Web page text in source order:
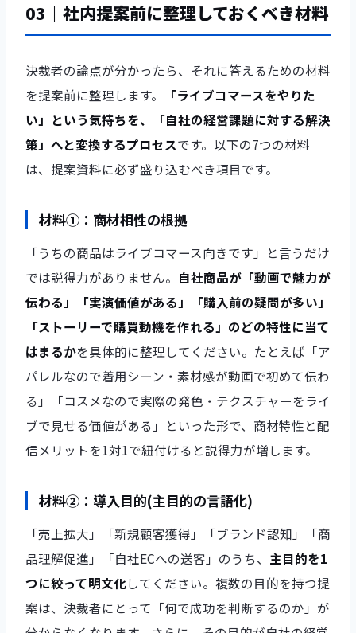
03｜社内提案前に整理しておくべき材料
決裁者の論点が分かったら、それに答えるための材料
を提案前に整理します。
「ライブコマースをやりた
い」という気持ちを、「自社の経営課題に対する解決
策」へと変換するプロセスです。以下の7つの材料
は、提案資料に必ず盛り込むべき項目です。
材料①：商材相性の根拠
「うちの商品はライブコマース向きです」と言うだけ
では説得力がありません。 自社商品が「動画で魅力が
伝わる」「実演価値がある」「購入前の疑問が多い」
「ストーリーで購買動機を作れる」のどの特性に当て
はまるかを具体的に整理してください。たとえば「ア
パレルなので着用シーン・素材感が動画で初めて伝わ
る」「コスメなので実際の発色・テクスチャーをライ
ブで見せる価値がある」といった形で、商材特性と配
信メリットを1対1で紐付けると説得力が増します。
材料②：導入目的(主目的の言語化)
「売上拡大」「新規顧客獲得」「ブランド認知」「商
品理解促進」「自社ECへの送客」のうち、 主目的を1
つに絞って明文化してください。複数の目的を持つ提
案は、決裁者にとって「何で成功を判断するのか」が